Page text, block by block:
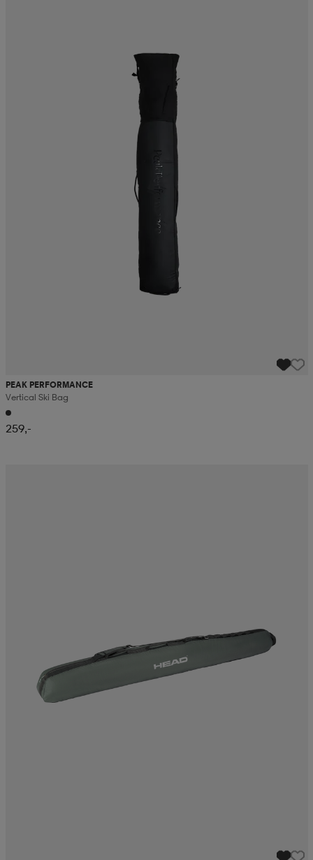
PEAK PERFORMANCE
Vertical Ski Bag
259,-